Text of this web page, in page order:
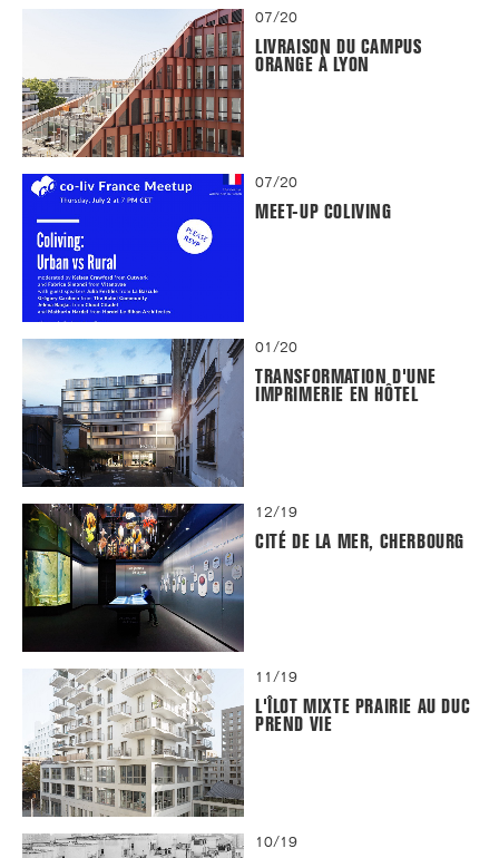
07/20
LIVRAISON DU CAMPUS
ORANGE À LYON
07/20
MEET-UP COLIVING
01/20
TRANSFORMATION D'UNE
IMPRIMERIE EN HÔTEL
12/19
CITÉ DE LA MER, CHERBOURG
11/19
L'ÎLOT MIXTE PRAIRIE AU DUC
PREND VIE
10/19